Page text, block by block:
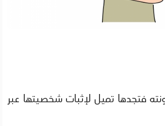
فتجدها تميل لإثبات شخصيتها عبر